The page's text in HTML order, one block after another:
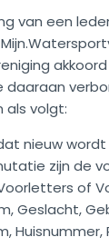
van een
als volgt:
nieuw
zijn de
of
Geslacht,
Huisnummer,